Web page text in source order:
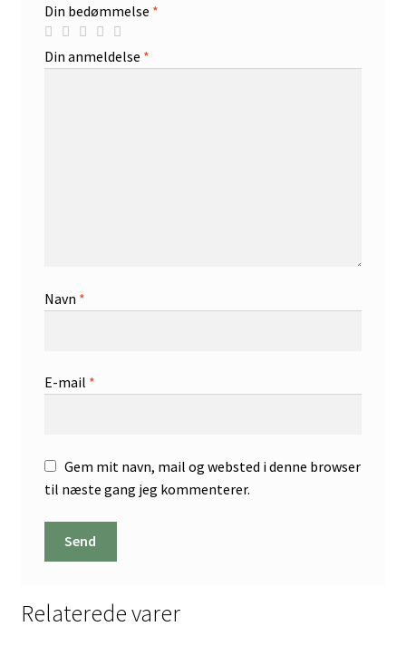
Din bedømmelse *
Din anmeldelse *
Navn *
E-mail *
Gem mit navn, mail og websted i denne browser
til næste gang jeg kommenterer.
Relaterede varer